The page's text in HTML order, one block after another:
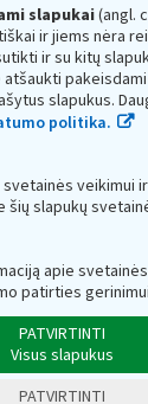
slapukai(angl.
ir jiems nėra
ir su kitų
slapukus.
politika.
veikimui
šių slapukų
apie
patirties
PATVIRTINTI
Visus slapukus
PATVIRTINTI
ministerijos
asmens kodas —
14, 01107 Vilnius,
adresas
mokesčių inspekciją
kaupiami ir